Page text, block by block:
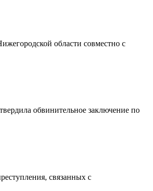
области совместно с
обвинительное заключение по
связанных с